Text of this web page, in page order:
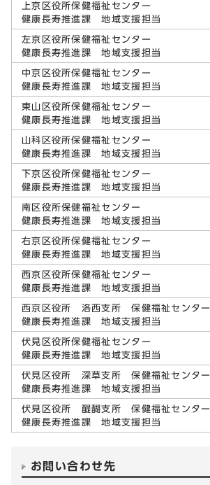
上京区役所保健福祉センター
健康長寿推進課 地域支援担当
左京区役所保健福祉センター
健康長寿推進課 地域支援担当
中京区役所保健福祉センター
健康長寿推進課 地域支援担当
東山区役所保健福祉センター
健康長寿推進課 地域支援担当
山科区役所保健福祉センター
健康長寿推進課 地域支援担当
下京区役所保健福祉センター
健康長寿推進課 地域支援担当
南区役所保健福祉センター
健康長寿推進課 地域支援担当
右京区役所保健福祉センター
健康長寿推進課 地域支援担当
西京区役所保健福祉センター
健康長寿推進課 地域支援担当
西京区役所 洛西支所 保健福祉センター
健康長寿推進課 地域支援担当
伏見区役所保健福祉センター
健康長寿推進課 地域支援担当
伏見区役所 深草支所 保健福祉センター
健康長寿推進課 地域支援担当
伏見区役所 醍醐支所 保健福祉センター
健康長寿推進課 地域支援担当
お問い合わせ先